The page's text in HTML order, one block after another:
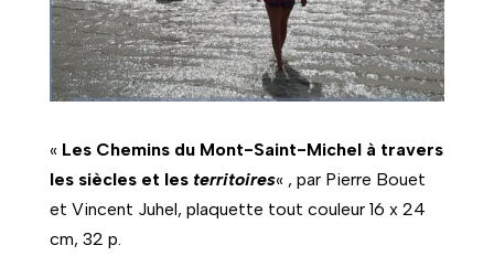
« Les Chemins du Mont-Saint-Michel à travers
les siècles et les territoires« , par Pierre Bouet
et Vincent Juhel, plaquette tout couleur 16 x 24
cm, 32 p.